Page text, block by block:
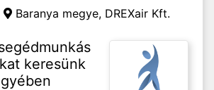
Baranya megye, DREXair Kft.
keresünk